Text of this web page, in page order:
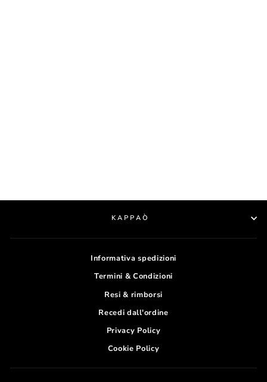
KAPPAÒ
Informativa spedizioni
Termini & Condizioni
Resi & rimborsi
Recedi dall'ordine
Privacy Policy
Cookie Policy